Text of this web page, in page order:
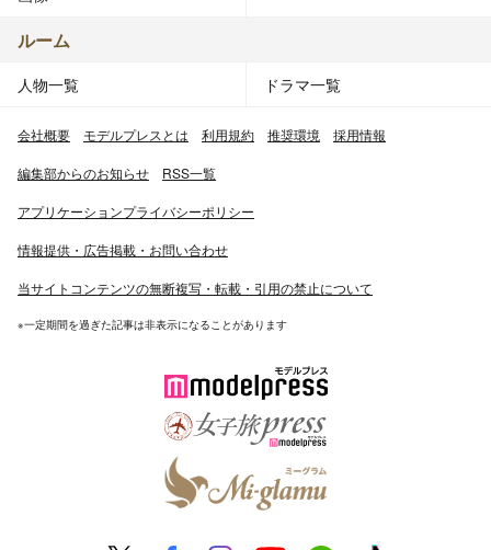
ルーム
人物一覧 ドラマ一覧
会社概要 モデルプレスとは 利用規約 推奨環境 採用情報
編集部からのお知らせ RSS一覧
アプリケーションプライバシーポリシー
情報提供・広告掲載・お問い合わせ
当サイトコンテンツの無断複写・転載・引用の禁止について
※一定期間を過ぎた記事は非表示になることがあります